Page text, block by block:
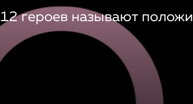
12 героев называют